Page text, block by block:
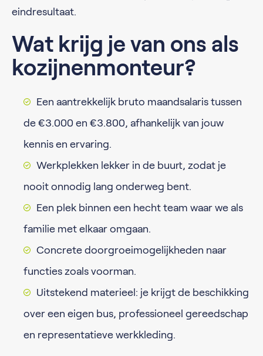
eindresultaat.
Wat krijg je van ons als
kozijnenmonteur?
Een aantrekkelijk bruto maandsalaris tussen
de €3.000 en €3.800, afhankelijk van jouw
kennis en ervaring.
Werkplekken lekker in de buurt, zodat je
nooit onnodig lang onderweg bent.
Een plek binnen een hecht team waar we als
familie met elkaar omgaan.
Concrete doorgroeimogelijkheden naar
functies zoals voorman.
Uitstekend materieel: je krijgt de beschikking
over een eigen bus, professioneel gereedschap
en representatieve werkkleding.